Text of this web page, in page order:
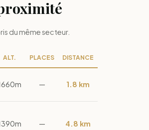
du même secteur.
ALT. PLACES DISTANCE
— 1.8 km
— 4.8 km